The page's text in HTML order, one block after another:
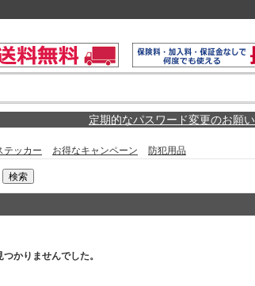
定期的なパスワード変更のお願い
テッカー お得なキャンペーン 防犯用品
かりませんでした。